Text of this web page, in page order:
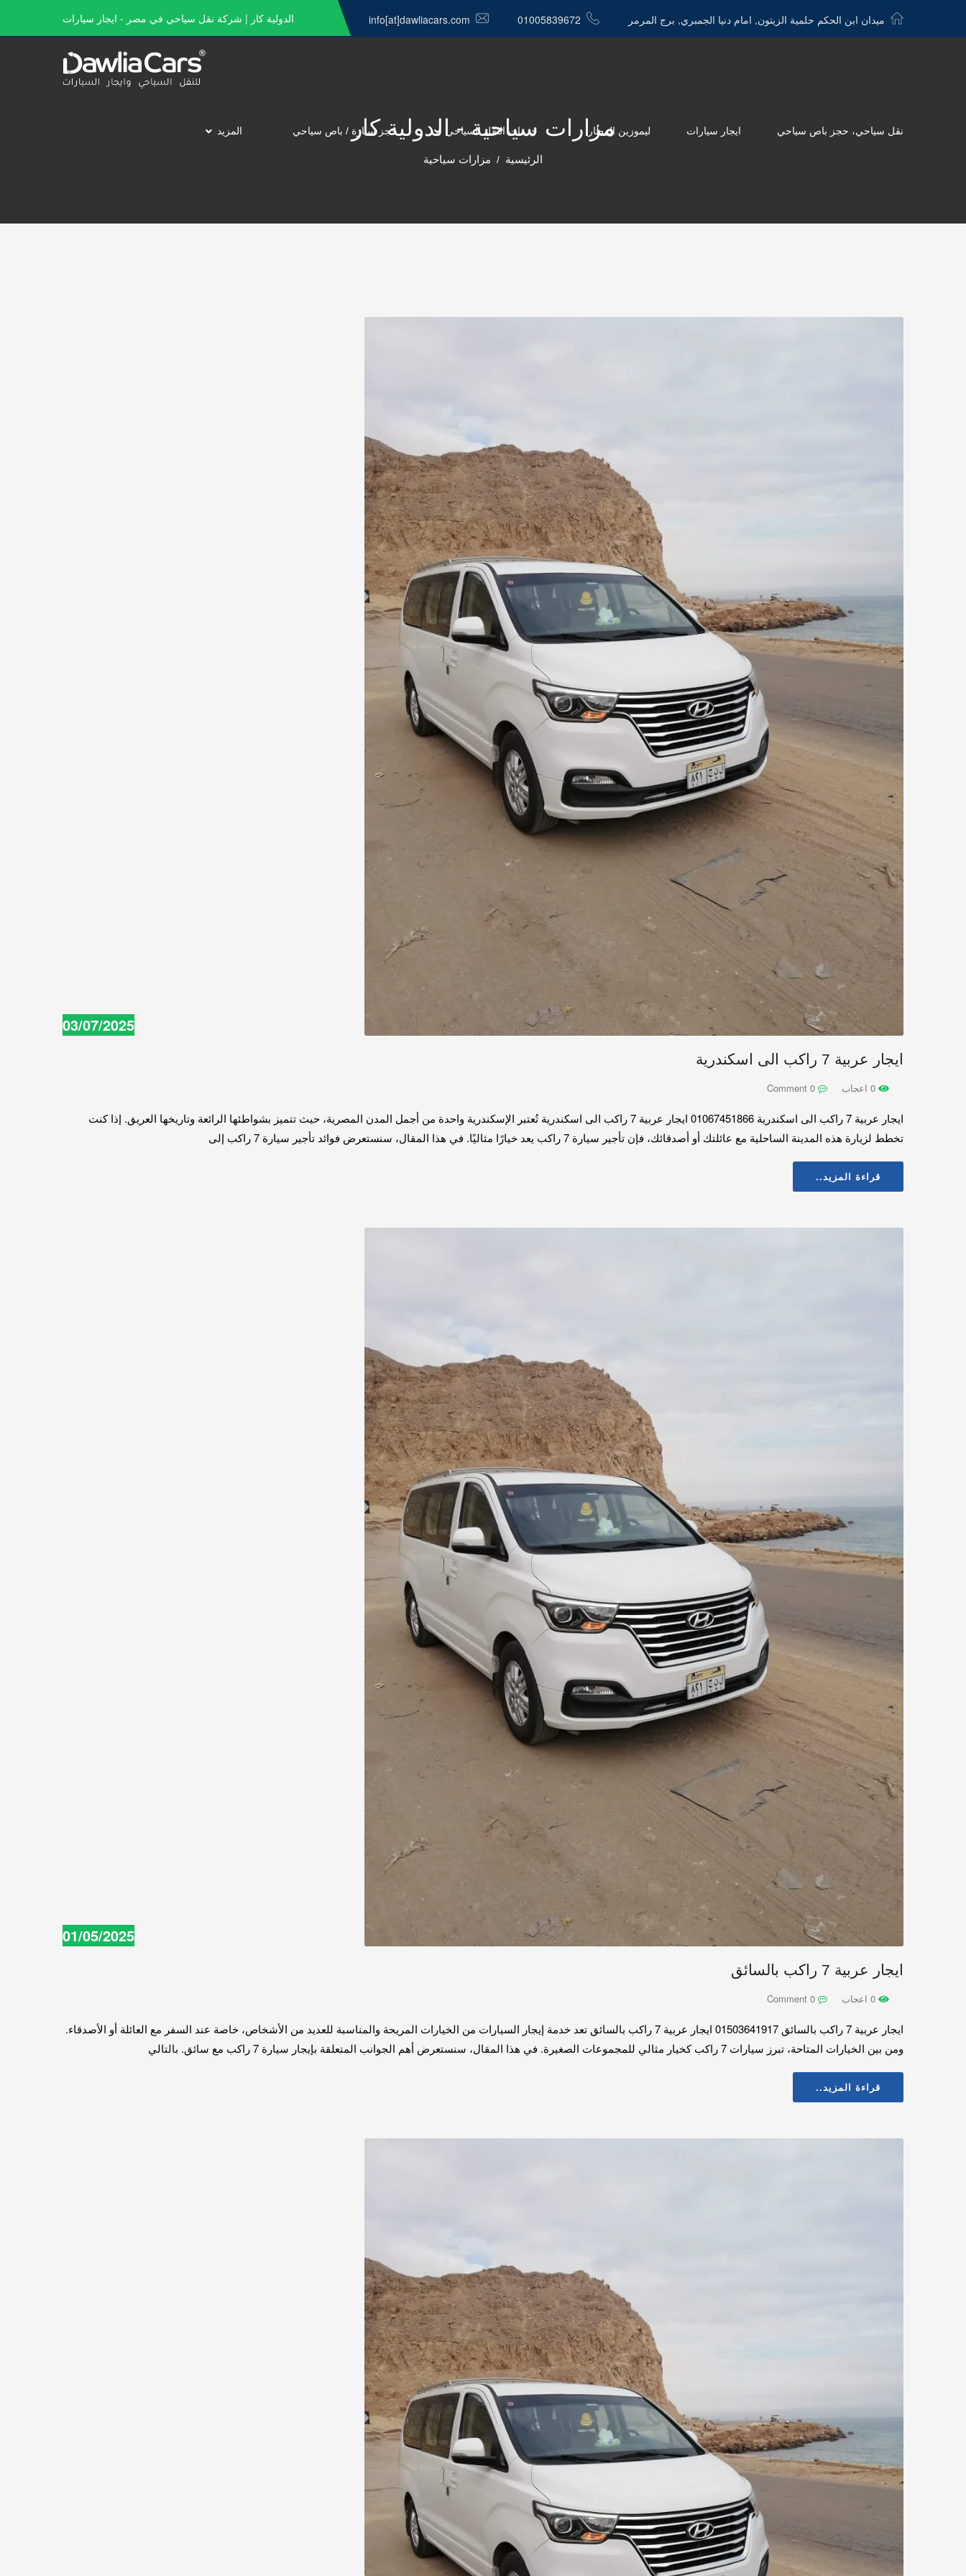
الدولية كار | شركة نقل سياحي في مصر - ايجار سيارات ميدان ابن الحكم حلمية الزيتون, امام دنيا الجمبري, برج المرمر 01005839672
info[at]dawliacars.com
نقل سياحي، حجز باص سياحي ايجار سيارات ليموزين المطار خدمات النقل السياحي حجز سيارة / باص سياحي المزيد مزارات سياحية - الدولية كار
الرئيسية مزارات سياحية
03/07/2025
ايجار عربية 7 راكب الى اسكندرية
ايجار عربية 7 راكب الى اسكندرية 01067451866 ايجار عربية 7 راكب الى اسكندرية تُعتبر الإسكندرية واحدة من أجمل المدن المصرية، حيث تتميز بشواطئها الرائعة وتاريخها العريق. إذا كنت
تخطط لزيارة هذه المدينة الساحلية مع عائلتك أو أصدقائك، فإن تأجير سيارة 7 راكب يعد خيارًا مثاليًا. في هذا المقال، سنستعرض فوائد تأجير سيارة 7 راكب إلى
قراءة المزيد..
01/05/2025
ايجار عربية 7 راكب بالسائق
ايجار عربية 7 راكب بالسائق 01503641917 ايجار عربية 7 راكب بالسائق تعد خدمة إيجار السيارات من الخيارات المريحة والمناسبة للعديد من الأشخاص، خاصة عند السفر مع العائلة أو الأصدقاء.
ومن بين الخيارات المتاحة، تبرز سيارات 7 راكب كخيار مثالي للمجموعات الصغيرة. في هذا المقال، سنستعرض أهم الجوانب المتعلقة بإيجار سيارة 7 راكب مع سائق. بالتالي
قراءة المزيد..